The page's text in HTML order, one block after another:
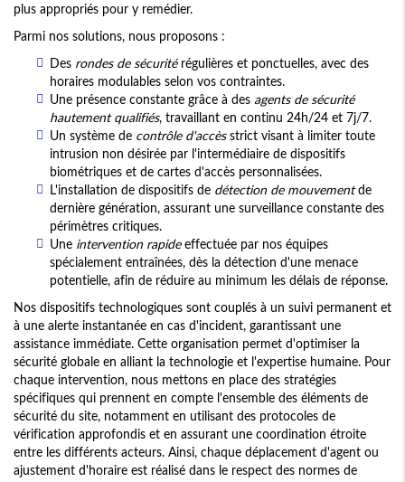
plus appropriés pour y remédier.
Parmi nos solutions, nous proposons :
Des rondes de sécuritérégulières et ponctuelles, avec des
horaires modulables selon vos contraintes.
Une présence constante grâce à des agents de sécurité
hautement qualifiés, travaillant en continu 24h/24 et 7j/7.
Un système de contrôle d'accèsstrict visant à limiter toute
intrusion non désirée par l'intermédiaire de dispositifs
biométriques et de cartes d'accès personnalisées.
L'installation de dispositifs de détection de mouvementde
dernière génération, assurant une surveillance constante des
périmètres critiques.
Une intervention rapideeffectuée par nos équipes
spécialement entraînées, dès la détection d'une menace
potentielle, afin de réduire au minimum les délais de réponse.
Nos dispositifs technologiques sont couplés à un suivi permanent et
à une alerte instantanée en cas d'incident, garantissant une
assistance immédiate. Cette organisation permet d'optimiser la
sécurité globale en alliant la technologie et l'expertise humaine. Pour
chaque intervention, nous mettons en place des stratégies
spécifiques qui prennent en compte l'ensemble des éléments de
sécurité du site, notamment en utilisant des protocoles de
vérification approfondis et en assurant une coordination étroite
entre les différents acteurs. Ainsi, chaque déplacement d'agent ou
ajustement d'horaire est réalisé dans le respect des normes de